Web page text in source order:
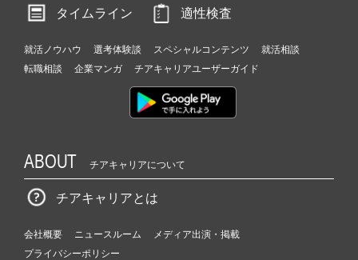
タイムライン
適性検査
就活ノウハウ 選考体験談 スペシャルコンテンツ
就活相談
転職相談
企業マンガ チアキャリアユーザーガイド
ABOUT チアキャリアについて
チアキャリアとは
会社概要 ニュースルーム
メディア出演・掲載
プライバシーポリシー